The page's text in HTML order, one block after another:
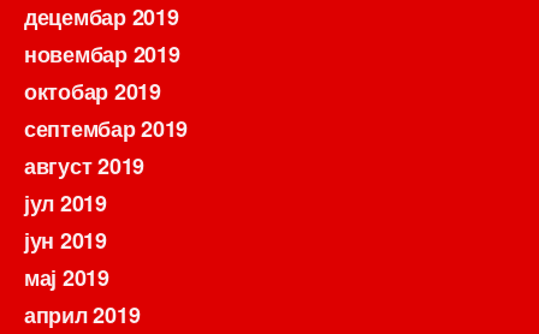
децембар 2019
новембар 2019
октобар 2019
септембар 2019
август 2019
јул 2019
јун 2019
мај 2019
април 2019